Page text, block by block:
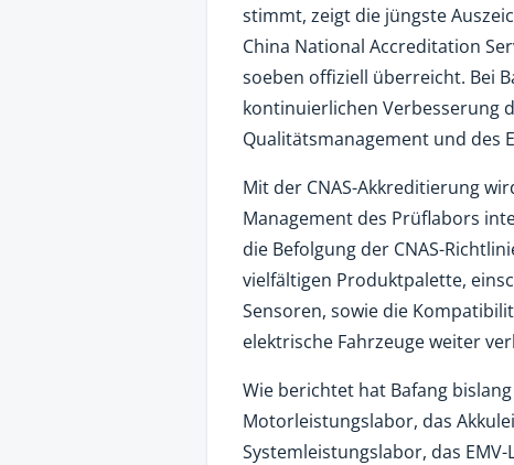
stimmt, zeigt die jüngste
China National Accreditation
soeben offiziell überreicht. Bei
kontinuierlichen Verbesserung
Qualitätsmanagement und des
Mit der CNAS-Akkreditierung
Management des Prüflabors
die Befolgung der CNAS-
vielfältigen Produktpalette,
Sensoren, sowie die
elektrische Fahrzeuge weiter
Wie berichtet hat Bafang
Motorleistungslabor, das
Systemleistungslabor, das